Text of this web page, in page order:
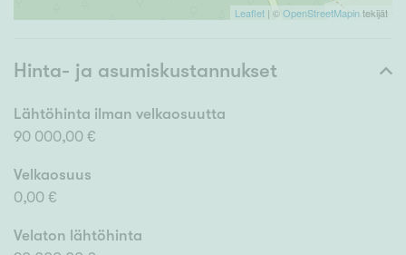
Leaflet | ©OpenStreetMapintekijät
Hinta- ja asumiskustannukset
Lähtöhinta ilman velkaosuutta
90 000,00 €
Velkaosuus
0,00 €
Velaton lähtöhinta